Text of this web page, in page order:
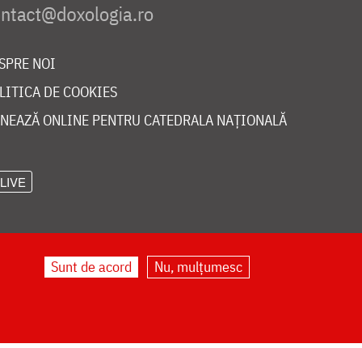
NOI
DE COOKIES
ONLINE PENTRU CATEDRALA NAȚIONALĂ
LIVE
Sunt de acord Nu, mulțumesc